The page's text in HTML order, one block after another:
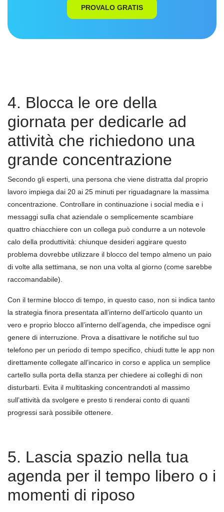
PROVALO GRATIS
4. Blocca le ore della
giornata per dedicarle ad
attività che richiedono una
grande concentrazione
Secondo gli esperti, una persona che viene distratta dal proprio
lavoro impiega dai 20 ai 25 minuti per riguadagnare la massima
concentrazione. Controllare in continuazione i social media e i
messaggi sulla chat aziendale o semplicemente scambiare
quattro chiacchiere con un collega può condurre a un notevole
calo della produttività: chiunque desideri aggirare questo
problema dovrebbe utilizzare il blocco del tempo almeno un paio
di volte alla settimana, se non una volta al giorno (come sarebbe
raccomandabile).
Con il termine blocco di tempo, in questo caso, non si indica tanto
la strategia finora presentata all’interno dell’articolo quanto un
vero e proprio blocco all’interno dell’agenda, che impedisce ogni
genere di interruzione. Prova a disattivare le notifiche sul tuo
telefono per un periodo di tempo specifico, chiudi tutte le app non
direttamente collegate all’incarico in corso e applica un semplice
cartello sulla porta della stanza per chiedere ai colleghi di non
disturbarti. Evita il multitasking concentrandoti al massimo
sull’attività da svolgere e presto ti renderai conto di quanti
progressi sarà possibile ottenere.
5. Lascia spazio nella tua
agenda per il tempo libero o i
momenti di riposo